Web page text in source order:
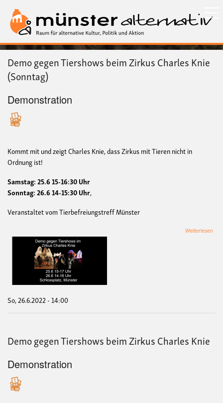
zum
Inhalt
Demo gegen Tiershows beim Zirkus Charles Knie
(Sonntag)
Demonstration
Kommt mit und zeigt Charles Knie, dass Zirkus mit Tieren nicht in
Ordnung ist!
Samstag: 25.6 15-16:30 Uhr
Sonntag: 26.6 14-15:30 Uhr,
Veranstaltet vom Tierbefreiungstreff Münster
Weiterlesen
So, 26.6.2022 - 14:00
Demo gegen Tiershows beim Zirkus Charles Knie
Demonstration